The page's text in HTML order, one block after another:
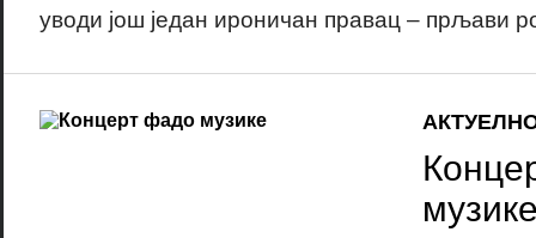
уводи још један ироничан правац – прљави